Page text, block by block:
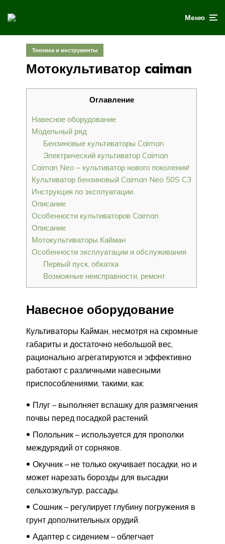
Меню
Техника и инструменты
Мотокультиватор caiman
Оглавление
Навесное оборудование
Модельный ряд
Бензиновые культиваторы Caiman
Электрический культиватор Caiman
Caiman Neo – культиватор нового поколения!
Культиватор бензиновый Caiman Neo 50S C3
Инструкция по эксплуатации.
Описание
Особенности культиваторов Caiman
Описание
Мотокультиваторы Кайман
Особенности эксплуатации и обслуживания
Первый пуск, обкатка
Возможные неисправности, ремонт
Навесное оборудование
Культиваторы Кайман, несмотря на скромные
габариты и достаточно небольшой вес,
рационально агрегатируются и эффективно
работают с различными навесными
приспособлениями, такими, как:
Плуг – выполняет вспашку для размягчения
почвы перед посадкой растений.
Полольник – используется для прополки
междурядий от сорняков.
Окучник – не только окучивает посадки, но и
может нарезать борозды для высадки
сельхозкультур, рассады.
Сошник – регулирует глубину погружения в
грунт дополнительных орудий.
Адаптер с сидением – облегчает